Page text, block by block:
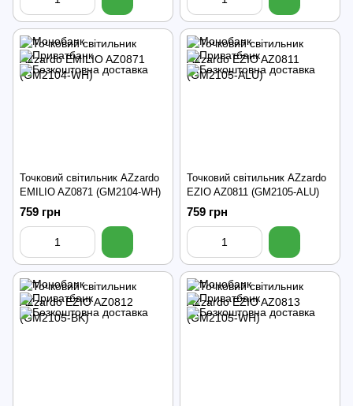
Точковий світильник AZzardo
EMILIO AZ0871 (GM2104-WH)
759 грн
Точковий світильник AZzardo
EZIO AZ0811 (GM2105-ALU)
759 грн